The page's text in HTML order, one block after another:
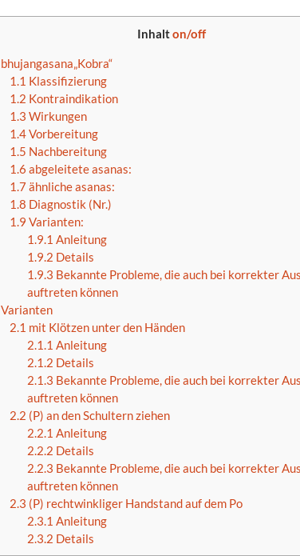
Inhalton/off
bhujangasana„Kobra“
1.1 Klassifizierung
1.2 Kontraindikation
1.3 Wirkungen
1.4Vorbereitung
1.5 Nachbereitung
1.6 abgeleitete asanas:
1.7ähnliche asanas:
1.8 Diagnostik (Nr.)
1.9 Varianten:
1.9.1 Anleitung
1.9.2 Details
1.9.3 Bekannte Probleme, die auch bei korrekter
auftreten können
Varianten
2.1 mit Klötzen unter den Händen
2.1.1 Anleitung
2.1.2 Details
2.1.3 Bekannte Probleme, die auch bei korrekter
auftreten können
2.2 (P) an den Schultern ziehen
2.2.1 Anleitung
2.2.2 Details
2.2.3 Bekannte Probleme, die auch bei korrekter
auftreten können
2.3 (P) rechtwinkliger Handstand auf dem Po
2.3.1 Anleitung
2.3.2 Details